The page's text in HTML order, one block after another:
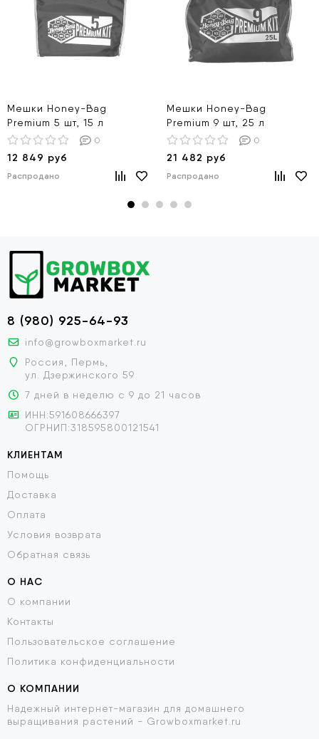
Мешки Honey-Bag
Premium 5 шт, 15 л
0
12 849 руб
Распродано
Мешки Honey-Bag
Premium 9 шт, 25 л
0
21 482 руб
Распродано
8 (980) 925-64-93
info@growboxmarket.ru
Россия, Пермь,
ул. Дзержинского 59
7 дней в неделю с 9 до 21 часов
ИНН:591608666397
ОГРНИП:318595800121541
КЛИЕНТАМ
Помощь
Доставка
Оплата
Условия возврата
Обратная связь
О НАС
О компании
Контакты
Пользовательское соглашение
Политика конфиденциальности
О КОМПАНИИ
Надежный интернет-магазин для домашнего
выращивания растений - Growboxmarket.ru